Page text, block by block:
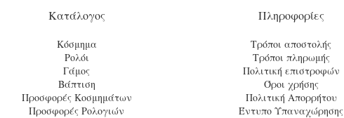
Κατάλογος
Κόσμημα
Ρολόι
Γάμος
Βάπτιση
Προσφορές Κοσμημάτων
Προσφορές Ρολογιών
Πληροφορίες
Τρόποι αποστολής
Τρόποι πληρωμής
Πολιτική επιστροφών
Όροι χρήσης
Πολιτική Απορρήτου
Έντυπο Υπαναχώρησης